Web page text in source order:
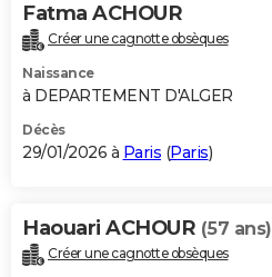
Fatma ACHOUR
Créer une cagnotte obsèques
Naissance
à DEPARTEMENT D'ALGER
Décès
29/01/2026 à Paris (Paris)
Haouari ACHOUR (57 ans)
Créer une cagnotte obsèques